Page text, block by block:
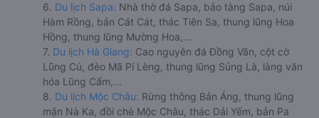
6. Du lịch Sapa: Nhà thờ đá Sapa, bảo tàng Sapa, núi
Hàm Rồng, bản Cát Cát, thác Tiên Sa, thung lũng Hoa
Hồng, thung lũng Mường Hoa,...
7. Du lịch Hà Giang: Cao nguyên đá Đồng Văn, cột cờ
Lũng Cú, đèo Mã Pí Lèng, thung lũng Sủng Là, làng văn
hóa Lũng Cẩm,...
8. Du lịch Mộc Châu: Rừng thông Bản Áng, thung lũng
mận Nà Ka, đồi chè Mộc Châu, thác Dải Yếm, bản Pa